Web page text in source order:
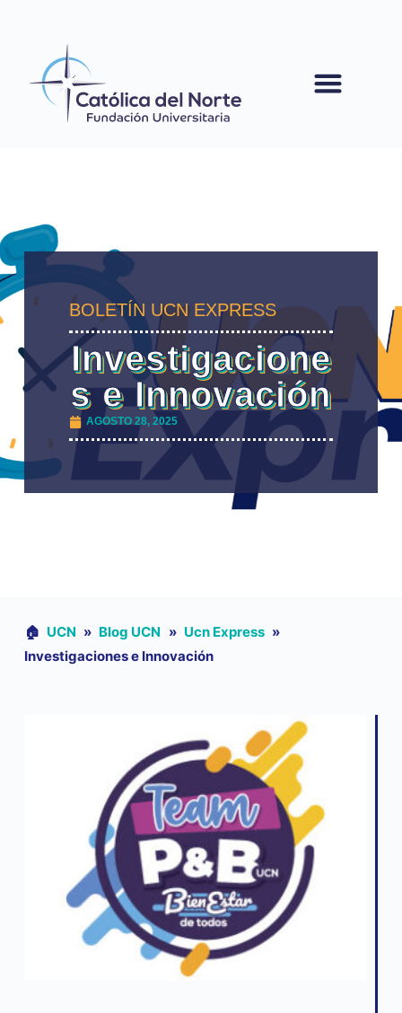
BOLETÍN UCN EXPRESS
Investigacione
s e Innovación
AGOSTO 28, 2025
🏠︎ UCN » Blog UCN » Ucn Express »
Investigaciones e Innovación